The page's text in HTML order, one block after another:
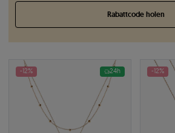
Rabattcode holen
-12% 24h -12%